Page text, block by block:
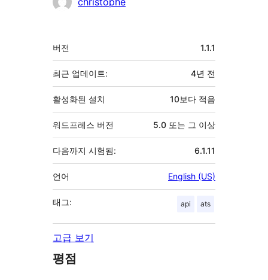
기
초
버전 1.1.1
최근 업데이트: 4년 전
활성화된 설치 10보다 적음
워드프레스 버전 5.0 또는 그 이상
다음까지 시험됨: 6.1.11
언어 English (US)
태그: api ats
고급 보기
평점